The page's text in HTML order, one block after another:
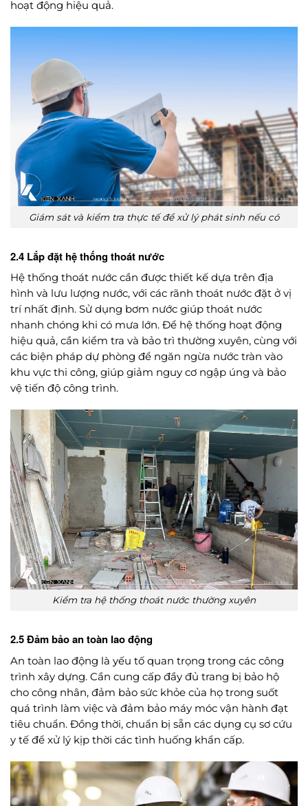
hoạt động hiệu quả.
Giám sát và kiểm tra thực tế để xử lý phát sinh nếu có
2.4 Lắp đặt hệ thống thoát nước
Hệ thống thoát nước cần được thiết kế dựa trên địa
hình và lưu lượng nước, với các rãnh thoát nước đặt ở vị
trí nhất định. Sử dụng bơm nước giúp thoát nước
nhanh chóng khi có mưa lớn. Để hệ thống hoạt động
hiệu quả, cần kiểm tra và bảo trì thường xuyên, cùng với
các biện pháp dự phòng để ngăn ngừa nước tràn vào
khu vực thi công, giúp giảm nguy cơ ngập úng và bảo
vệ tiến độ công trình.
Kiểm tra hệ thống thoát nước thường xuyên
2.5 Đảm bảo an toàn lao động
An toàn lao động là yếu tố quan trọng trong các công
trình xây dựng. Cần cung cấp đầy đủ trang bị bảo hộ
cho công nhân, đảm bảo sức khỏe của họ trong suốt
quá trình làm việc và đảm bảo máy móc vận hành đạt
tiêu chuẩn. Đồng thời, chuẩn bị sẵn các dụng cụ sơ cứu
y tế để xử lý kịp thời các tình huống khẩn cấp.